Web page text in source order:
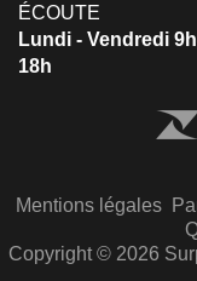
ÉCOUTE
Lundi - Vendredi
18h
Mentions légales
Copyright © 2026